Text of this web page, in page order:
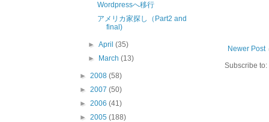
Newer Post
Subscribe to:
Wordpressへ移行
アメリカ家探し（Part2 and
final)
►April(35)
►
March(13)
► 2008 (58)
► 2007 (50)
► 2006 (41)
► 2005 (188)